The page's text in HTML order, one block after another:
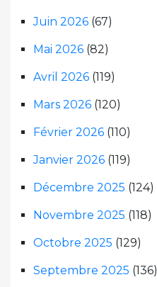
Juin 2026 (67)
Mai 2026 (82)
Avril 2026 (119)
Mars 2026 (120)
Février 2026 (110)
Janvier 2026 (119)
Décembre 2025 (124)
Novembre 2025 (118)
Octobre 2025 (129)
Septembre 2025 (136)